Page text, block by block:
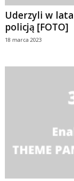
Uderzyli w
policją [FOTO]
18 marca 2023